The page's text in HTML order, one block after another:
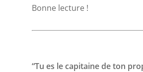
Bonne lecture !
“Tu es le capitaine de ton